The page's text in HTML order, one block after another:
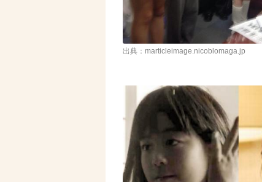
出典：marticleimage.nicoblomaga.jp